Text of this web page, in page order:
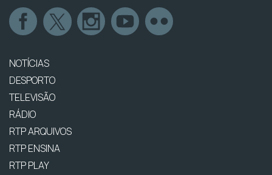
NOTÍCIAS
DESPORTO
TELEVISÃO
RÁDIO
RTP ARQUIVOS
RTP ENSINA
RTP PLAY